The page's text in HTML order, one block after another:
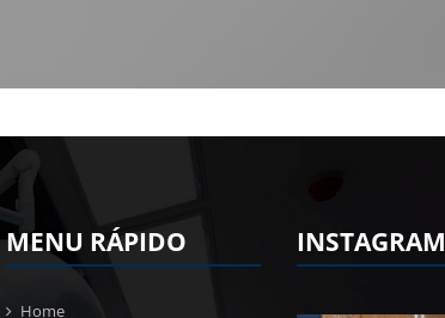
MENU RÁPIDO
Home
INSTAGRAM